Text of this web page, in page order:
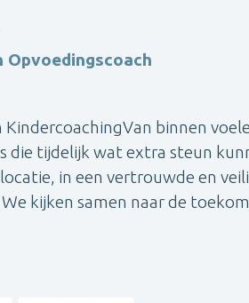
Opvoedingscoach
binnen
die tijdelijk wat extra steun
in een vertrouwde en
kijken samen naar de